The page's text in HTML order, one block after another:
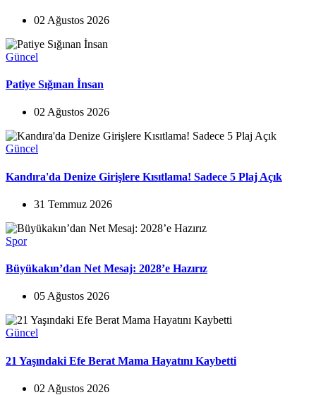
02 Ağustos 2026
Güncel
Patiye Sığınan İnsan
02 Ağustos 2026
Güncel
Kandıra'da Denize Girişlere Kısıtlama! Sadece 5 Plaj Açık
31 Temmuz 2026
Spor
Büyükakın’dan Net Mesaj: 2028’e Hazırız
05 Ağustos 2026
Güncel
21 Yaşındaki Efe Berat Mama Hayatını Kaybetti
02 Ağustos 2026